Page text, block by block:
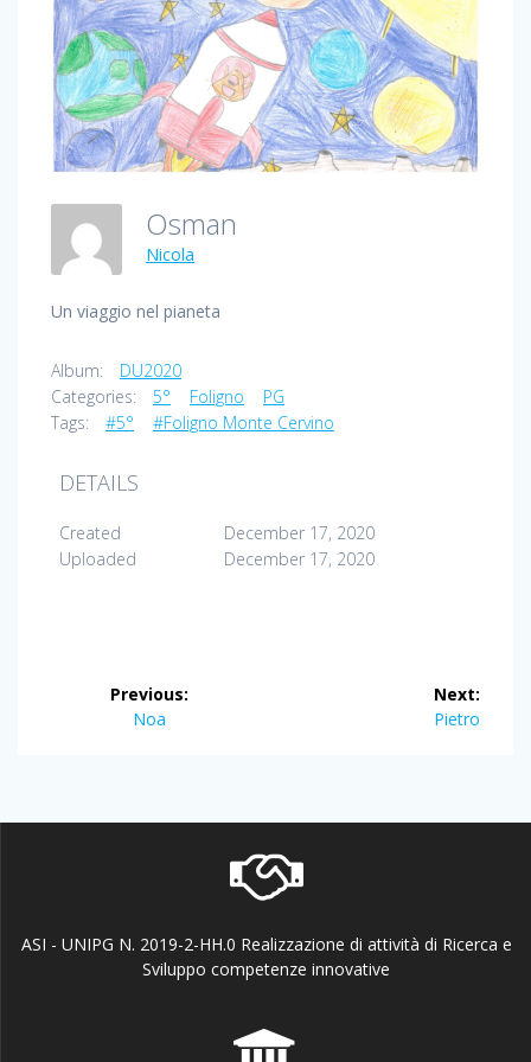
Osman
Nicola
Un viaggio nel pianeta
Album:
DU2020
Categories:
5° Foligno
PG
Tags:
#5° #Foligno Monte Cervino
DETAILS
Created
December 17, 2020
Uploaded
December 17, 2020
navigation
Previous:
Previous
Noa
Next:
Next
Pietro
ASI - UNIPG N. 2019-2-HH.0 Realizzazione di attività di Ricerca e
Sviluppo competenze innovative